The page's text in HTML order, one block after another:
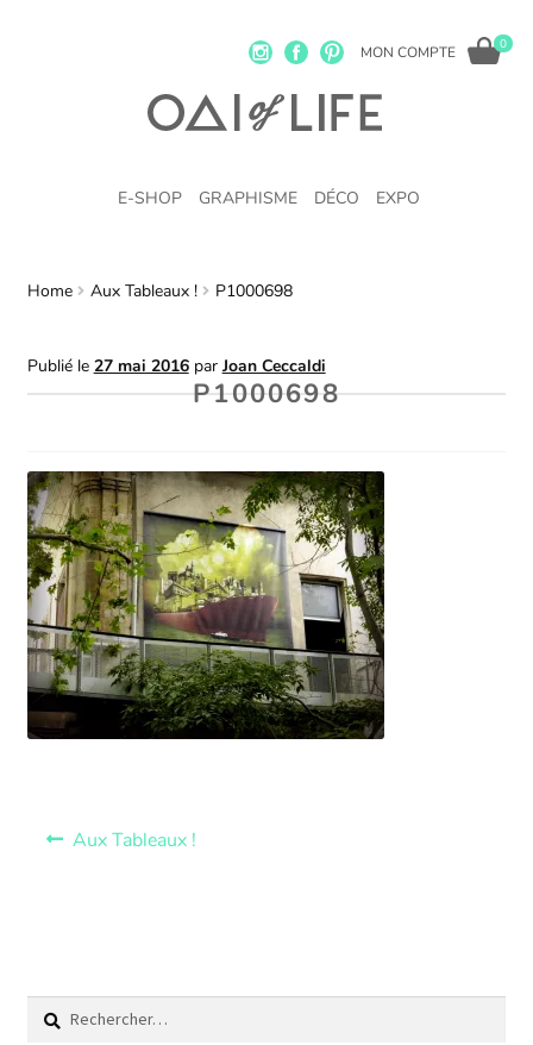
MON COMPTE 0
E-SHOP GRAPHISME DÉCO EXPO
Home Aux Tableaux ! P1000698
Publié le 27 mai 2016 parJoan Ceccaldi
P1000698
Aux Tableaux !